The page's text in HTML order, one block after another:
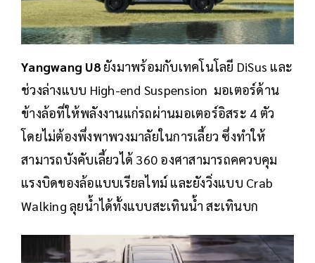
Yangwang U8 ยังมาพร้อมกับเทคโนโลยี DiSus และ
ช่วงล่างแบบ High-end Suspension มอเตอร์ด้าน
ข้างล้อที่ให้พลังงานแก่รถผ่านมอเตอร์อิสระ 4 ตัว
โดยไม่ต้องพึ่งพาพวงมาลัยในการเลี้ยว ซึ่งทำให้
สามารถบังคับเลี้ยวได้ 360 องศาสามารถคควบคุม
แรงบิดของล้อแบบเรียลไทม์ และยังวิ่งแบบ Crab
Walking ลุยน้ำได้ทั้งแบบสะเทินน้ำ สะเทินบก